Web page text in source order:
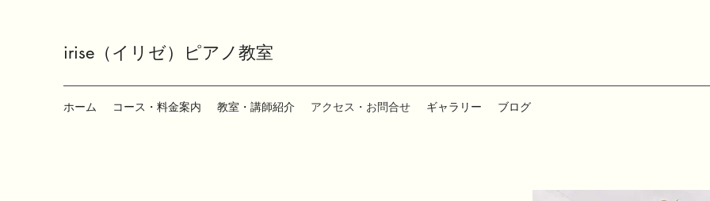
irise（イリゼ）ピアノ教室
ホーム コース・料金案内 教室・講師紹介 アクセス・お問合せ ギャラリー ブログ